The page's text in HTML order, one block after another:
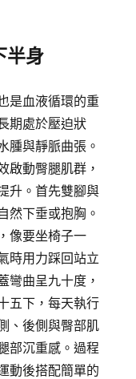
半身
是血液循環的重
期處於壓迫狀
腫與靜脈曲張。
啟動臀腿肌群，
升。首先雙腳與
然下垂或抱胸。
像要坐椅子一
時用力踩回站立
彎曲呈九十度，
五下，每天執行
、後側與臀部肌
部沉重感。過程
動後搭配簡單的